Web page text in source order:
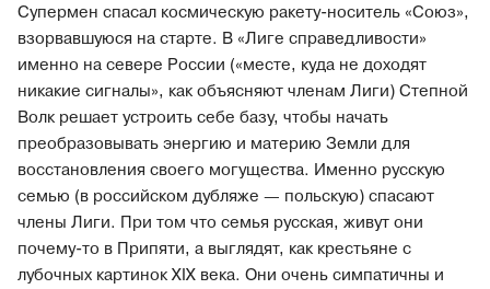
Супермен спасал космическую ракету-носитель «Союз»,
взорвавшуюся на старте. В «Лиге справедливости»
именно на севере России («месте, куда не доходят
никакие сигналы», как объясняют членам Лиги) Степной
Волк решает устроить себе базу, чтобы начать
преобразовывать энергию и материю Земли для
восстановления своего могущества. Именно русскую
семью (в российском дубляже — польскую) спасают
члены Лиги. При том что семья русская, живут они
почему-то в Припяти, а выглядят, как крестьяне с
лубочных картинок XIX века. Они очень симпатичны и